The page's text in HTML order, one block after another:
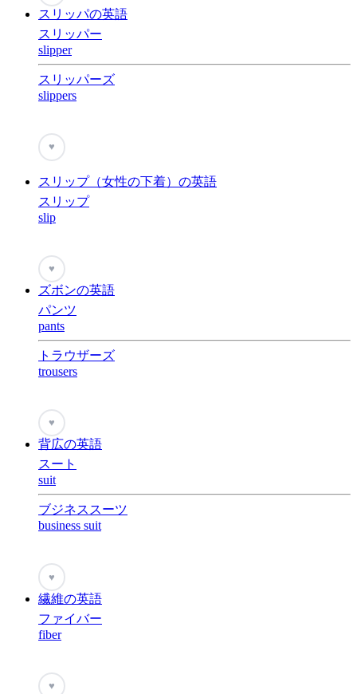
スリッパの英語
スリッパー
slipper
スリッパーズ
slippers
♥
スリップ（女性の下着）の英語
スリップ
slip
♥
ズボンの英語
パンツ
pants
トラウザーズ
trousers
♥
背広の英語
スート
suit
ブジネススーツ
business suit
♥
繊維の英語
ファイバー
fiber
♥